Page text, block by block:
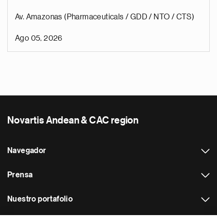
Av. Amazonas (Pharmaceuticals / GDD / NTO / CTS)
Ago 05, 2026
Novartis Andean & CAC region
Navegador
Prensa
Nuestro portafolio